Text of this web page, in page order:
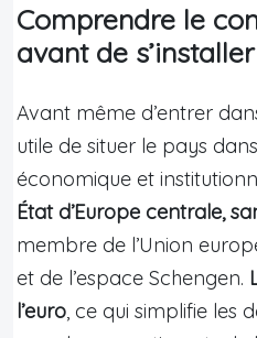
Comprendre le
avant de s’installer
Avant même d’entrer
utile de situer le pays
économique et
État d’Europe centrale,
membre de l’Union
et de l’espace Schengen.
l’euro, ce qui simplifie les